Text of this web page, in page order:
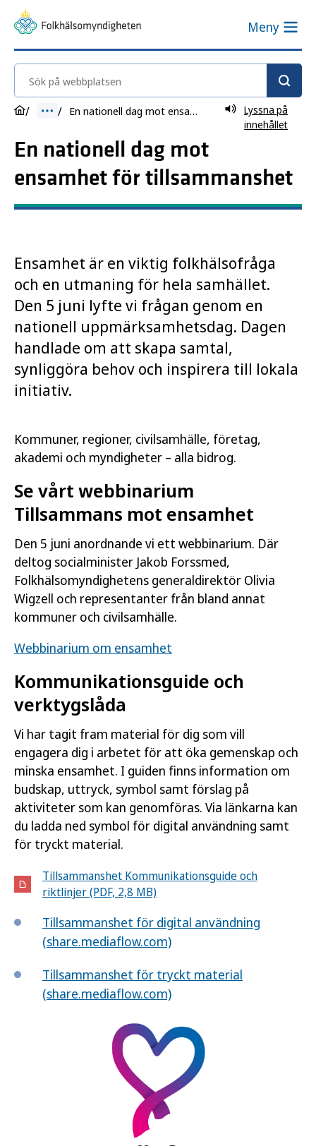
Meny
Sök på webbplatsen
En nationell dag mot ensamhet för tillsammanshet
Lyssna på
innehållet
En nationell dag mot
ensamhet för tillsammanshet
Ensamhet är en viktig folkhälsofråga
och en utmaning för hela samhället.
Den 5 juni lyfte vi frågan genom en
nationell uppmärksamhetsdag. Dagen
handlade om att skapa samtal,
synliggöra behov och inspirera till lokala
initiativ.
Kommuner, regioner, civilsamhälle, företag,
akademi och myndigheter – alla bidrog.
Se vårt webbinarium
Tillsammans mot ensamhet
Den 5 juni anordnande vi ett webbinarium. Där
deltog socialminister Jakob Forssmed,
Folkhälsomyndighetens generaldirektör Olivia
Wigzell och representanter från bland annat
kommuner och civilsamhälle.
Webbinarium om ensamhet
Kommunikationsguide och
verktygslåda
Vi har tagit fram material för dig som vill
engagera dig i arbetet för att öka gemenskap och
minska ensamhet. I guiden finns information om
budskap, uttryck, symbol samt förslag på
aktiviteter som kan genomföras. Via länkarna kan
du ladda ned symbol för digital användning samt
för tryckt material.
Tillsammanshet Kommunikationsguide och
riktlinjer (PDF, 2,8 MB)
Tillsammanshet för digital användning
(share.mediaflow.com)
Tillsammanshet för tryckt material
(share.mediaflow.com)